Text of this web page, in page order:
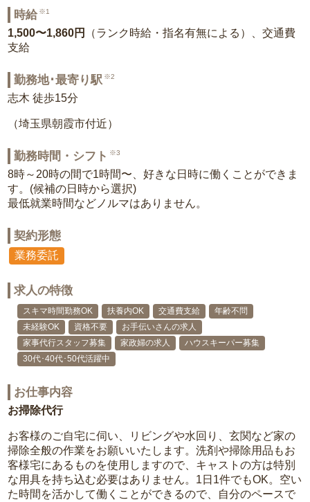
時給 ※1
1,500〜1,860円
（ランク時給・指名有無による）、交通費
支給
勤務地･最寄り駅 ※2
志木 徒歩15分
（埼玉県朝霞市付近）
勤務時間・シフト ※3
8時～20時の間で1時間〜、好きな日時に働くことができま
す。(候補の日時から選択)
最低就業時間などノルマはありません。
契約形態
業務委託
求人の特徴
スキマ時間勤務OK 扶養内OK 交通費支給
年齢不問
未経験OK
資格不要
お手伝いさんの求人
家事代行スタッフ募集
家政婦の求人
ハウスキーパー募集
30代･40代･50代活躍中
お仕事内容
お掃除代行
お客様のご自宅に伺い、リビングや水回り、玄関など家の
掃除全般の作業をお願いいたします。洗剤や掃除用品もお
客様宅にあるものを使用しますので、キャストの方は特別
な用具を持ち込む必要はありません。1日1件でもOK。空い
た時間を活かして働くことができるので、自分のペースで